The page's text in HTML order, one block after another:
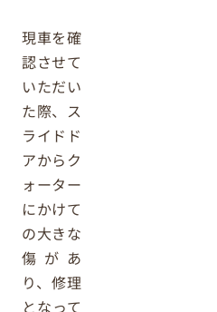
現車を確
認させて
いただい
た際、ス
ライドド
アからク
ォーター
にかけて
の大きな
傷があ
り、修理
となって